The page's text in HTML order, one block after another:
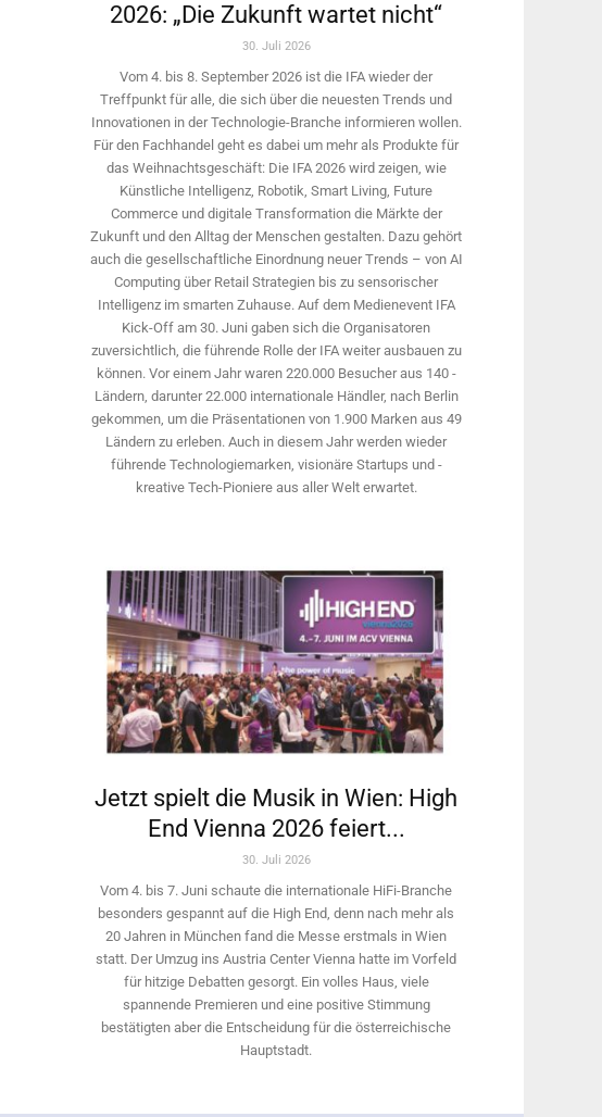
2026: „Die Zukunft wartet nicht“
30. Juli 2026
Vom 4. bis 8. September 2026 ist die IFA wieder der
Treffpunkt für alle, die sich über die neuesten Trends und
Innovationen in der Technologie-­Branche informieren wollen.
Für den Fachhandel geht es dabei um mehr als Produkte für
das Weihnachtsgeschäft: Die IFA 2026 wird ­zeigen, wie
Künstliche Intelligenz, Robotik, Smart Living, Future
Commerce und digitale Trans­formation die Märkte der
Zukunft und den Alltag der Menschen gestalten. Dazu gehört
auch die gesellschaftliche Einordnung neuer Trends – von AI
Computing über Retail Strategien bis zu sensorischer
Intelligenz im smarten Zuhause. Auf dem Medien­event IFA
Kick-Off am 30. Juni gaben sich die Organisatoren
zuversichtlich, die führende Rolle der IFA weiter ausbauen zu
können. Vor einem Jahr ­waren 220.000 Besucher aus 140 ­
Ländern, ­darunter 22.000 internationale Händler, nach Berlin
gekommen, um die Präsen­tationen von 1.900 Marken aus 49
Ländern zu erleben. Auch in diesem Jahr werden wieder
führende Technologiemarken, visionäre Startups und ­
kreative Tech-Pioniere aus aller Welt erwartet.
Jetzt spielt die Musik in Wien: High
End Vienna 2026 feiert...
30. Juli 2026
Vom 4. bis 7. Juni schaute die internationale HiFi-Branche
besonders gespannt auf die High End, denn nach mehr als
20 Jahren in München fand die Messe erstmals in Wien
statt. Der Umzug ins Austria Center Vienna hatte im Vorfeld
für hitzige Debatten gesorgt. Ein volles Haus, viele
spannende Premieren und eine positive Stimmung
bestätigten aber die Entscheidung für die österreichische
Hauptstadt.